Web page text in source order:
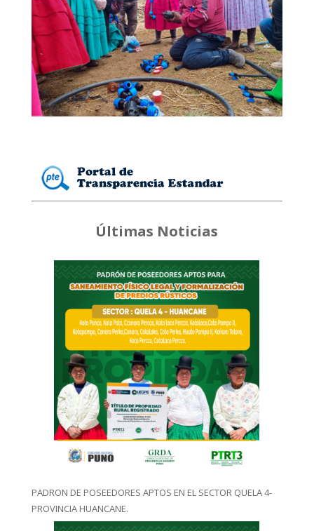
Últimas Noticias
PADRON DE POSEEDORES APTOS EN EL SECTOR QUELA 4-
PROVINCIA HUANCANE.